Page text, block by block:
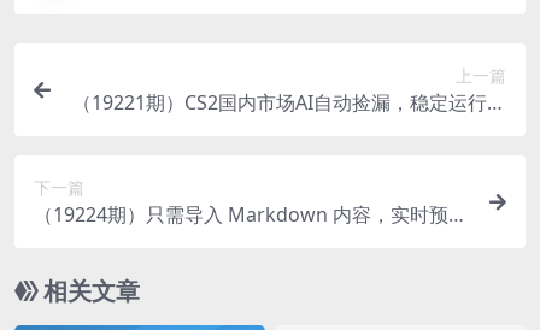
上一篇
（19221期）CS2国内市场AI自动捡漏，稳定运行多
下一篇
（19224期）只需导入 Markdown 内容，实时预览
Presto
相关文章